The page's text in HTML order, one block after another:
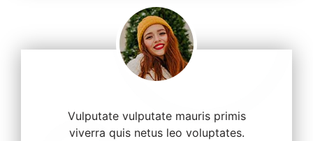
Vulputate vulputate mauris primis
viverra quis netus leo voluptates.